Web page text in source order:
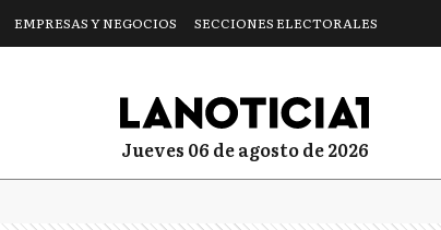
EMPRESAS Y NEGOCIOS SECCIONES ELECTORALES
jueves 06 de agosto de 2026